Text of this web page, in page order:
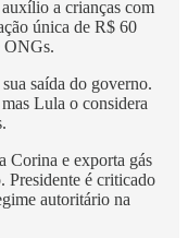
a crianças com
única de R$ 60
ONGs.
saída do governo.
Lula o considera
Corina e exporta gás
Presidente é criticado
autoritário na